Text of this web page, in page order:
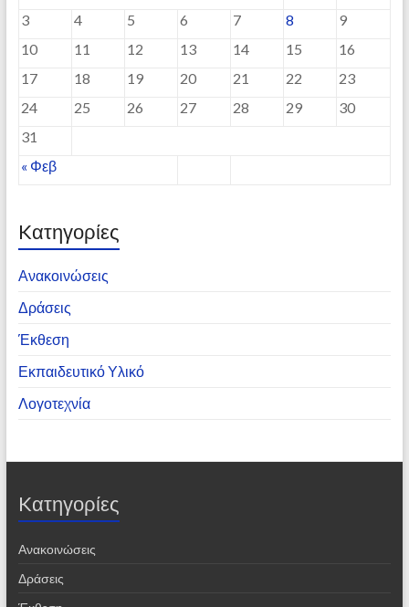
« Φεβ
3
4 5 6 7 8
9
10
11 12 13 14 15
16
17
18 19 20 21 22
23
24
25 26 27 28 29
30
31
Kατηγορίες
Ανακοινώσεις
Δράσεις
Έκθεση
Εκπαιδευτικό Υλικό
Λογοτεχνία
Kατηγορίες
Ανακοινώσεις
Δράσεις